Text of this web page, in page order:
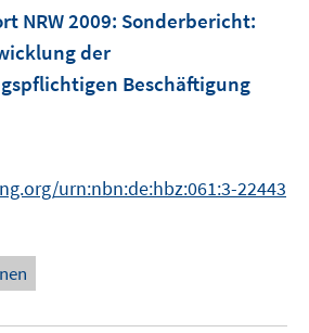
NRW 2009: Sonderbericht:
der
Beschäftigung
urn:nbn:de:hbz:061:3-22443